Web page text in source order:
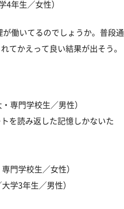
4年生／女性）
働いてるのでしょうか。普段通
てかえって良い結果が出そう。
専門学校生／男性）
を読み返した記憶しかないた
門学校生／女性）
学3年生／男性）